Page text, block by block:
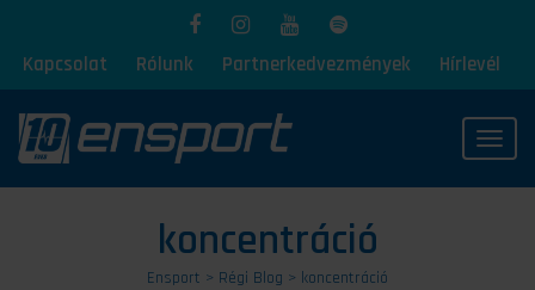
Kapcsolat Rólunk Partnerkedvezmények Hírlevél
koncentráció
Ensport > Régi Blog > koncentráció